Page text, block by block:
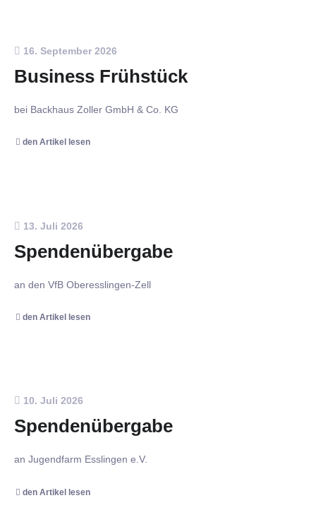
16. September 2026
Business Frühstück
bei Backhaus Zoller GmbH & Co. KG
den Artikel lesen
13. Juli 2026
Spendenübergabe
an den VfB Oberesslingen-Zell
den Artikel lesen
10. Juli 2026
Spendenübergabe
an Jugendfarm Esslingen e.V.
den Artikel lesen